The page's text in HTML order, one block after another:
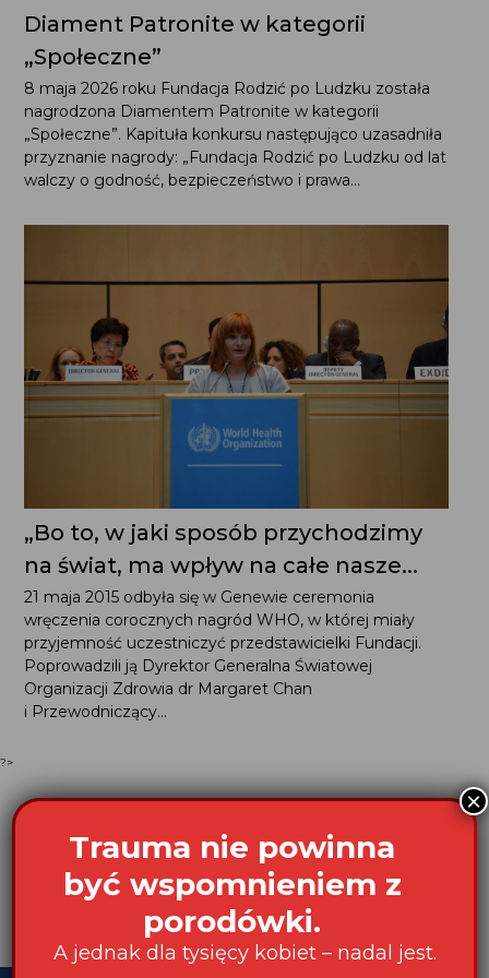
Diament Patronite w kategorii
„Społeczne”
8 maja 2026 roku Fundacja Rodzić po Ludzku została
nagrodzona Diamentem Patronite w kategorii
„Społeczne”. Kapituła konkursu następująco uzasadniła
przyznanie nagrody: „Fundacja Rodzić po Ludzku od lat
walczy o godność, bezpieczeństwo i prawa...
„Bo to, w jaki sposób przychodzimy
na świat, ma wpływ na całe nasze...
21 maja 2015 odbyła się w Genewie ceremonia
wręczenia corocznych nagród WHO, w której miały
przyjemność uczestniczyć przedstawicielki Fundacji.
Poprowadzili ją Dyrektor Generalna Światowej
Organizacji Zdrowia dr Margaret Chan
i Przewodniczący...
?>
Trauma nie powinna
być wspomnieniem z
porodówki.
A jednak dla tysięcy kobiet – nadal jest.
×